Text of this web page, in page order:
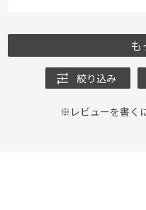
も
絞り込み
※レビューを書く